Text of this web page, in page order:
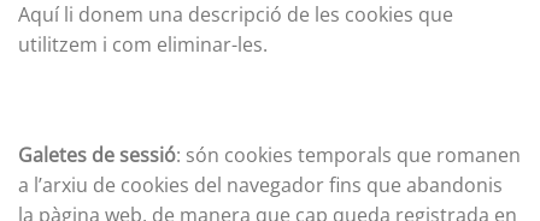
Aquí li donem una descripció de les cookies que
utilitzem i com eliminar-les.
Galetes de sessió: són cookies temporals que romanen
a l’arxiu de cookies del navegador fins que abandonis
la pàgina web, de manera que cap queda registrada en